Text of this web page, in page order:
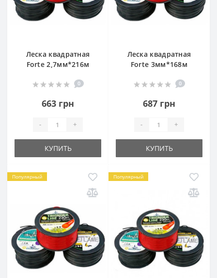
Леска квадратная
Forte 2,7мм*216м
0
663 грн
- +
КУПИТЬ
Леска квадратная
Forte 3мм*168м
0
687 грн
- +
КУПИТЬ
Популярный Популярный